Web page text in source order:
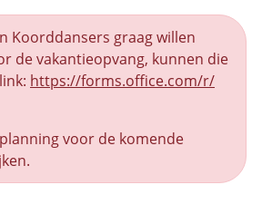
Koorddansers graag willen
de vakantieopvang, kunnen die
https://forms.office.com/r/
voor de komende